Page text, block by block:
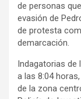
de personas
evasión de
de protesta
demarcación.
Indagatorias de
a las 8:04
de la zona